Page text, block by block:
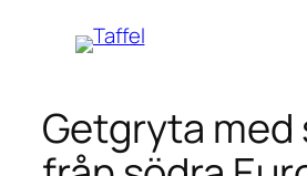
Getgryta med